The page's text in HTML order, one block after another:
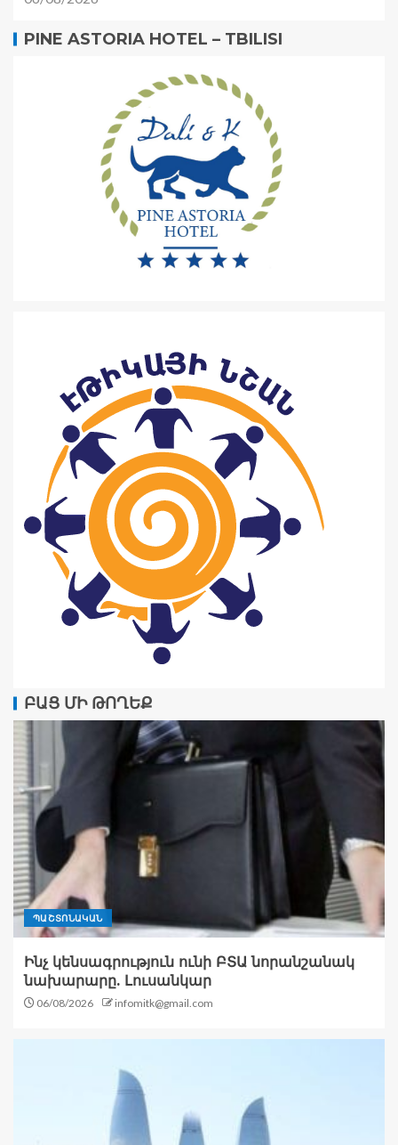
PINE ASTORIA HOTEL – TBILISI
ԲԱՑ ՄԻ ԹՈՂԵՔ
ՊԱՇՏՈՆԱԿԱՆ
Ինչ կենսագրություն ունի ԲՏԱ նորանշանակ
նախարարը. Լուսանկար
06/08/2026 infomitk@gmail.com